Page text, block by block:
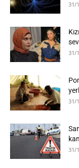
31/
31/
31/
31/